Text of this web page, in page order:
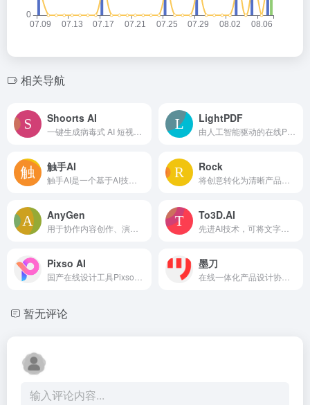
相关导航
Shoorts AI LightPDF
触手AI Rock
AnyGen To3D.AI
Pixso AI 墨刀
暂无评论